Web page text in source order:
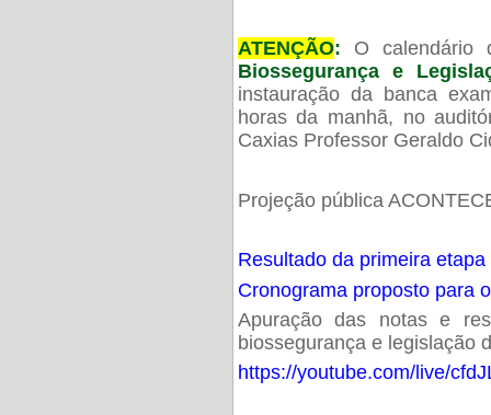
ATENÇÃO: O calendário
Biossegurança e
instauração da banca
horas da manhã, no
Caxias Professor Geraldo
Projeção pública
Resultado da primeira
Cronograma proposto para
Apuração das notas e
biossegurança e legislação
https://youtube.com/live/